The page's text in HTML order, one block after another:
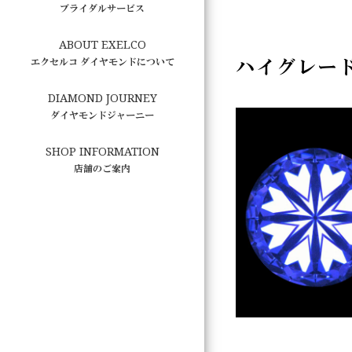
ハイグレー
ブライダルサービス
ABOUT EXELCO
エクセルコ ダイヤモンドについて
DIAMOND JOURNEY
ダイヤモンドジャーニー
SHOP INFORMATION
店舗のご案内